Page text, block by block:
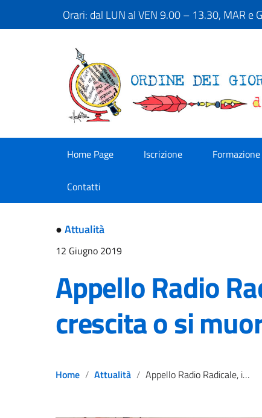
Orari: dal LUN al VEN 9.00 – 13.30, MAR
Home Page Iscrizione Formazione
Contatti
●Attualità
12 Giugno 2019
Appello Radio
crescita o si
Home Attualità Appello Radio Radicale, in dl crescita o si muore